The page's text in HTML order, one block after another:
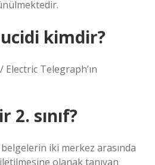
kimdir?
Telegraph’ın
2. sınıf?
belgelerin iki merkez arasında
olanak tanıyan